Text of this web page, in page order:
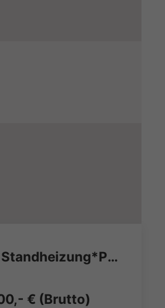
SKODA 2.0 TSI DSG SportLine *Standheizung*Pano*
€ (Brutto)